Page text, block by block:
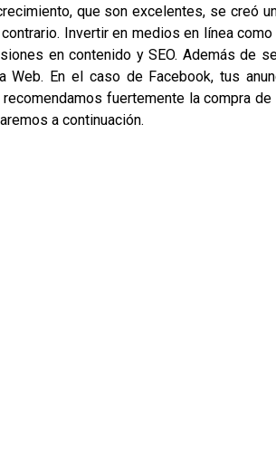
que son excelentes, se creó
Invertir en medios en línea
en contenido y SEO. Además de
En el caso de Facebook, tus
fuertemente la compra de
a continuación.